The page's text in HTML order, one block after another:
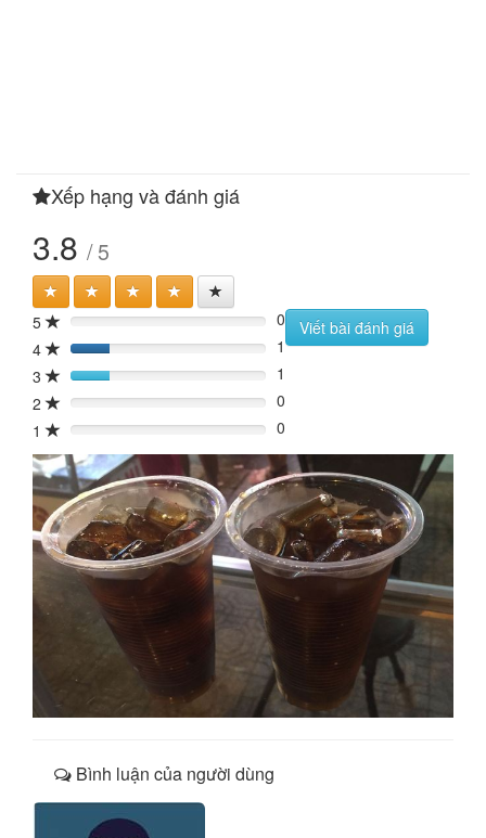
Xếp hạng và đánh giá
3.8 / 5
5 0%
0
4
20%
1
3
20%
1
2
0%
0
1
0% 0
Viết bài đánh giá
Bình luận của người dùng